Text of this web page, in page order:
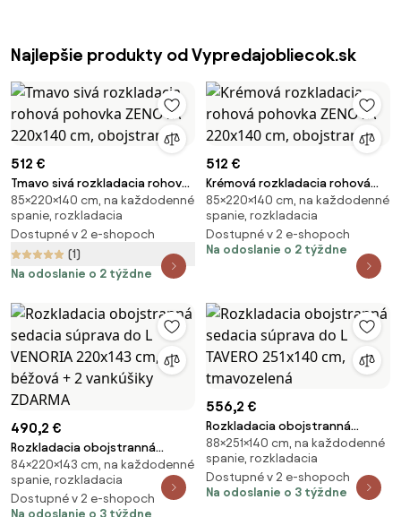
Najlepšie produkty od Vypredajobliecok.sk
512 €
Tmavo sivá rozkladacia rohová
pohovka ZENOVA 220x140 cm,
obojstranná
85×220×140 cm, na každodenné
spanie, rozkladacia
Dostupné v 2 e-shopoch
(1)
Na odoslanie o 2 týždne
512 €
Krémová rozkladacia rohová
pohovka ZENOVA 220x140 cm,
obojstranná
85×220×140 cm, na každodenné
spanie, rozkladacia
Dostupné v 2 e-shopoch
Na odoslanie o 2 týždne
490,2 €
Rozkladacia obojstranná
sedacia súprava do L VENORIA
220x143 cm, béžová + 2
vankúšiky ZDARMA
84×220×143 cm, na každodenné
spanie, rozkladacia
Dostupné v 2 e-shopoch
Na odoslanie o 3 týždne
556,2 €
Rozkladacia obojstranná
sedacia súprava do L TAVERO
251x140 cm, tmavozelená
88×251×140 cm, na každodenné
spanie, rozkladacia
Dostupné v 2 e-shopoch
Na odoslanie o 3 týždne